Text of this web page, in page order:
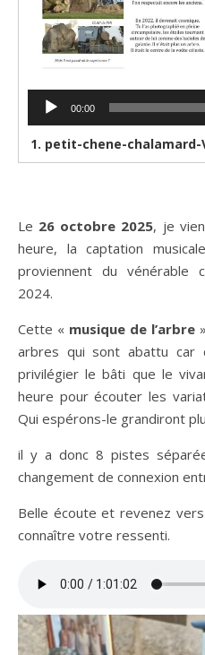
00:00
1. petit-chene-chalamard-Vergt-
Le 26 octobre 2025, je
heure, la captation
proviennent du vénérable
2024.
Cette « musique de l’arbre
arbres qui sont abattu car
privilégier le bâti que le
heure pour écouter les
Qui espérons-le grandiront
il y a donc 8 pistes
changement de connexion
Belle écoute et revenez vers
connaître votre ressenti.